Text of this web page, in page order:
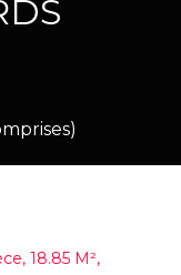
18.85 M²,